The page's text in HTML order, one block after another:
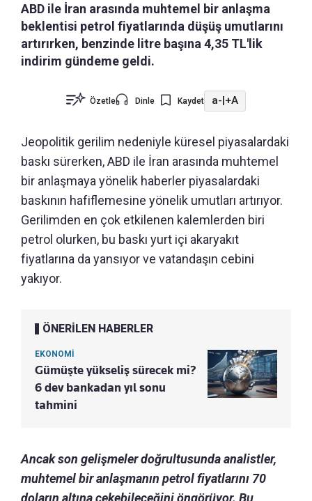
ABD ile İran arasında muhtemel bir anlaşma
beklentisi petrol fiyatlarında düşüş umutlarını
artırırken, benzinde litre başına 4,35 TL'lik
indirim gündeme geldi.
Özetle Dinle Kaydet a- +A
Jeopolitik gerilim nedeniyle küresel piyasalardaki
baskı sürerken, ABD ile İran arasında muhtemel
bir anlaşmaya yönelik haberler piyasalardaki
baskının hafiflemesine yönelik umutları artırıyor.
Gerilimden en çok etkilenen kalemlerden biri
petrol olurken, bu baskı yurt içi akaryakıt
fiyatlarına da yansıyor ve vatandaşın cebini
yakıyor.
ÖNERİLEN HABERLER
EKONOMİ
Gümüşte yükseliş sürecek mi?
6 dev bankadan yıl sonu
tahmini
Ancak son gelişmeler doğrultusunda analistler,
muhtemel bir anlaşmanın petrol fiyatlarını 70
doların altına çekebileceğini öngörüyor. Bu